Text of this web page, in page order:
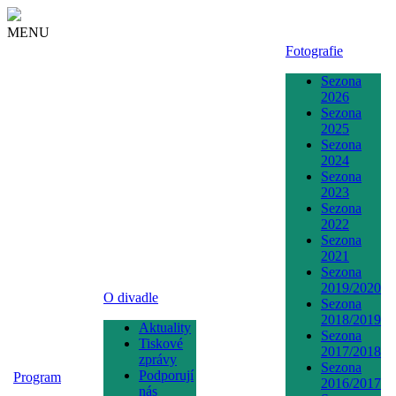
MENU
Program
O divadle
Aktuality
Tiskové
zprávy
Podporují
nás
Fotografie
Sezona
2026
Sezona
2025
Sezona
2024
Sezona
2023
Sezona
2022
Sezona
2021
Sezona
2019/2020
Sezona
2018/2019
Sezona
2017/2018
Sezona
2016/2017